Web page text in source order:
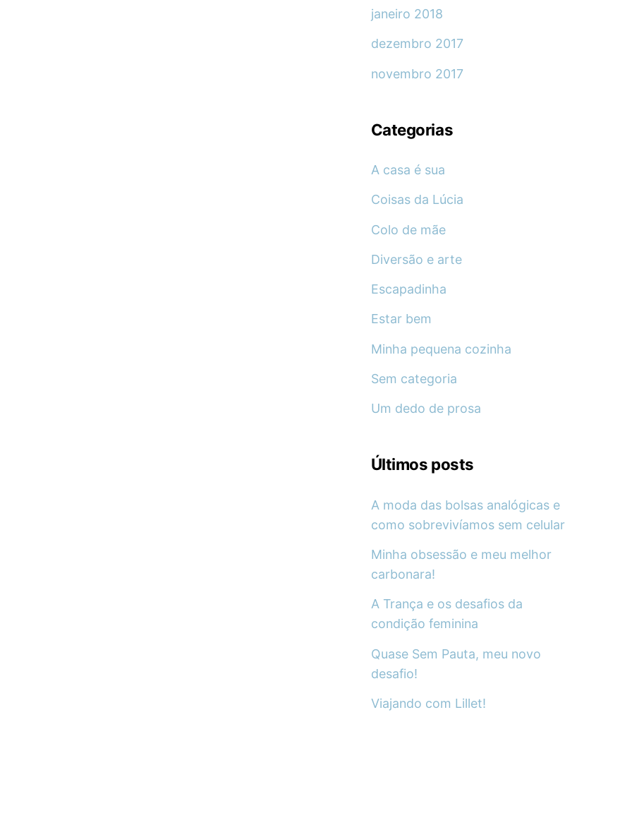
janeiro 2018
dezembro 2017
novembro 2017
Categorias
A casa é sua
Coisas da Lúcia
Colo de mãe
Diversão e arte
Escapadinha
Estar bem
Minha pequena cozinha
Sem categoria
Um dedo de prosa
Últimos posts
A moda das bolsas analógicas e
como sobrevivíamos sem celular
Minha obsessão e meu melhor
carbonara!
A Trança e os desafios da
condição feminina
Quase Sem Pauta, meu novo
desafio!
Viajando com Lillet!